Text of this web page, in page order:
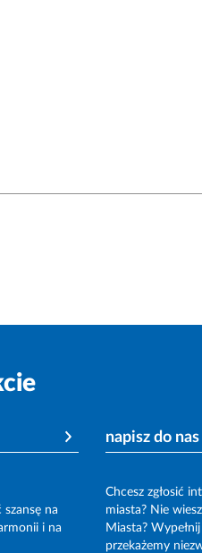
na
i na
napisz do nas
Chcesz zgłosić
miasta? Nie
Miasta?
przekażemy